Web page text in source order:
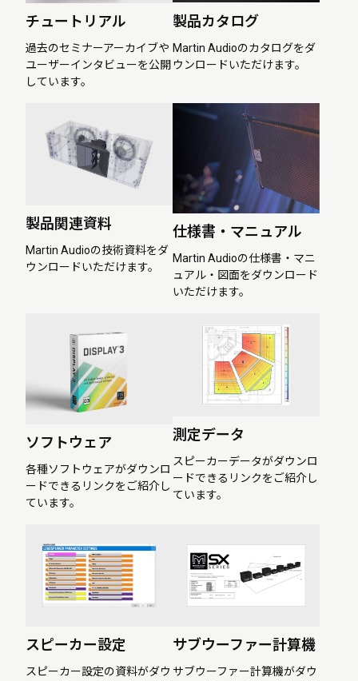
チュートリアル
過去のセミナーアーカイブや
ユーザーインタビューを公開
しています。
製品カタログ
Martin Audioのカタログをダ
ウンロードいただけます。
製品関連資料
Martin Audioの技術資料をダ
ウンロードいただけます。
仕様書・マニュアル
Martin Audioの仕様書・マニ
ュアル・図面をダウンロード
いただけます。
ソフトウェア
各種ソフトウェアがダウンロ
ードできるリンクをご紹介し
ています。
測定データ
スピーカーデータがダウンロ
ードできるリンクをご紹介し
ています。
スピーカー設定
スピーカー設定の資料がダウ
サブウーファー計算機
サブウーファー計算機がダウ